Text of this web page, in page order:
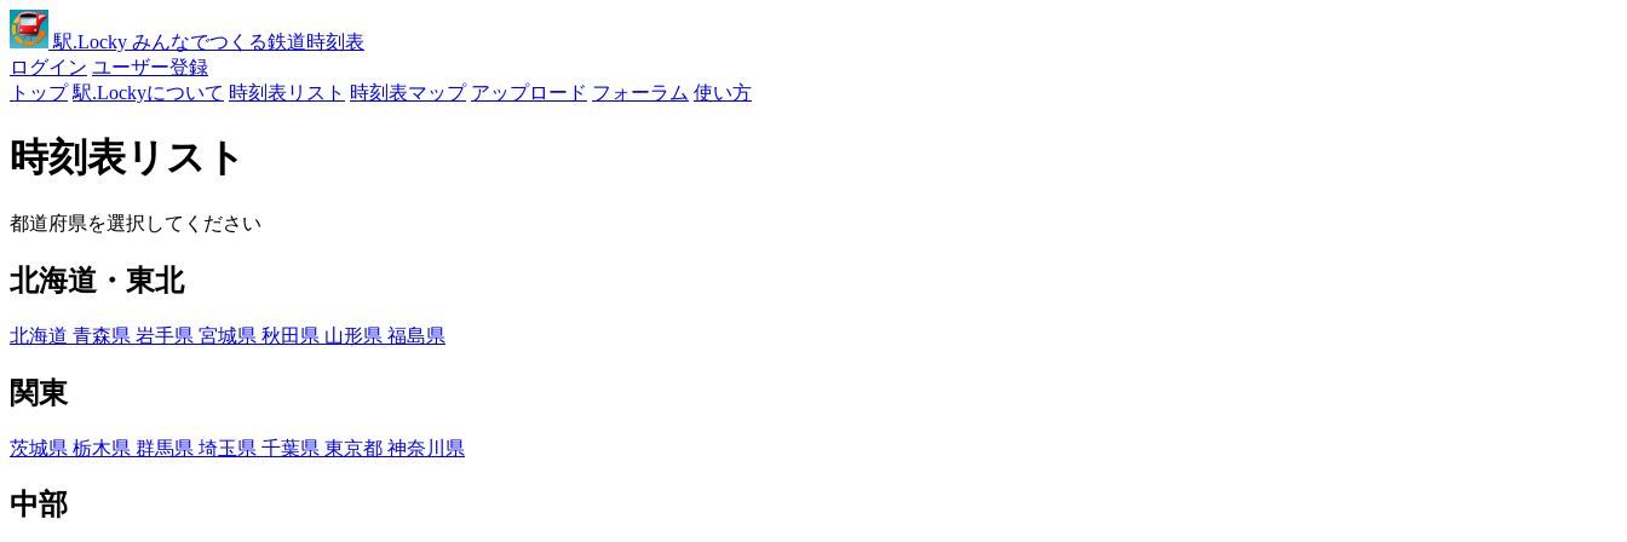
駅.Locky みんなでつくる鉄道時刻表
ログイン ユーザー登録
トップ 駅.Lockyについて 時刻表リスト 時刻表マップ アップロード フォーラム 使い方
時刻表リスト
都道府県を選択してください
北海道・東北
北海道 青森県 岩手県 宮城県 秋田県 山形県 福島県
関東
茨城県 栃木県 群馬県 埼玉県 千葉県 東京都 神奈川県
中部